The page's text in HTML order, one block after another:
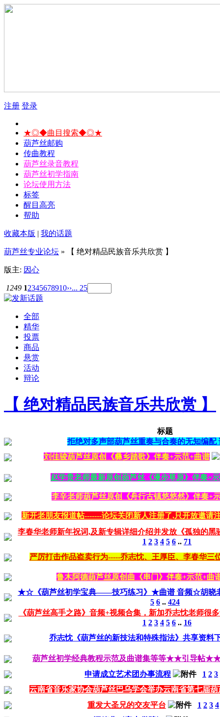
注册 登录
★◎◆曲目搜索◆◎★
葫芦丝邮购
传曲教程
葫芦丝录音教程
葫芦丝初学指南
论坛使用方法
标签
醒目高亮
帮助
收藏本版 | 我的话题
葫芦丝专业论坛 » 【 绝对精品民族音乐共欣赏 】
版主: 因心
1249 12345678910››... 25
全部
精华
投票
商品
悬赏
活动
辩论
【 绝对精品民族音乐共欣赏 】
标题
拒绝对多声部葫芦丝重奏与合奏的无知编配
刘佳骏葫芦丝原创《彝乡踏歌》伴奏+示范+曲谱
赵学贵老师最新原创葫芦丝《漫步草原》伴奏+
李辛老师葫芦丝原创《舟行古镇悠悠然》伴奏+
新开老朋友报道帖-------论坛关闭新人注册了,只开放邀请
李春华老师新年祝词,及新专辑详细介绍并发放《孤独的黑
1 2 3 4 5 6 .. 71
严厉打击作品盗卖行为-----乔志忱、王厚臣、李春华三
鲁木阿德葫芦丝原创曲《串门》伴奏+示范+曲
★☆《葫芦丝初学宝典——技巧练习》★曲谱 音频☆胡
5 6 .. 424
《葫芦丝高手之路》音频+视频合集，新加乔志忱老师很
1 2 3 4 5 6 .. 16
乔志忱《葫芦丝的新技法和特殊指法》共享资料
葫芦丝初学经典教程示范及曲谱集等等★★引导帖
申请成立艺术团办事流程
1 2 3
云南省音乐家协会葫芦丝巴乌学会举办云南省第七届
重发大圣兄的交友平台
1 2 3 4